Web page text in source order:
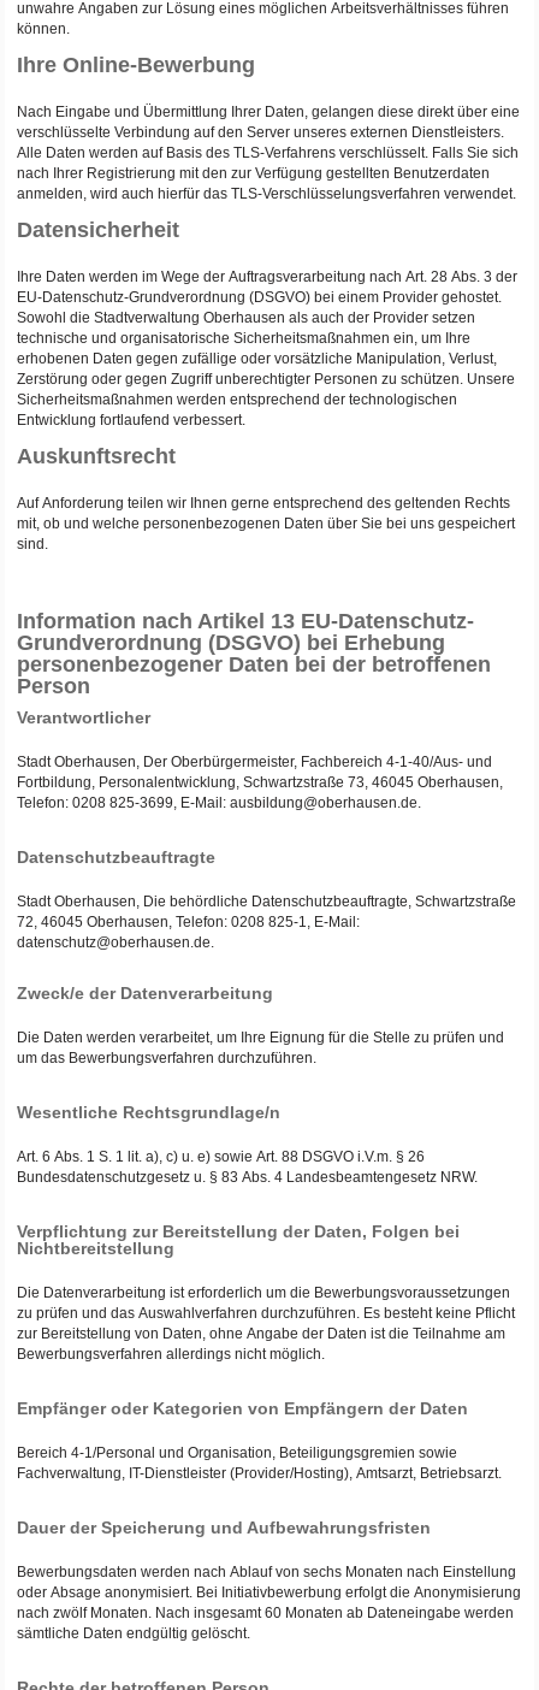
unwahre Angaben zur Lösung eines möglichen Arbeitsverhältnisses führen
können.
Ihre Online-Bewerbung
Nach Eingabe und Übermittlung Ihrer Daten, gelangen diese direkt über eine
verschlüsselte Verbindung auf den Server unseres externen Dienstleisters.
Alle Daten werden auf Basis des TLS-Verfahrens verschlüsselt. Falls Sie sich
nach Ihrer Registrierung mit den zur Verfügung gestellten Benutzerdaten
anmelden, wird auch hierfür das TLS-Verschlüsselungsverfahren verwendet.
Datensicherheit
Ihre Daten werden im Wege der Auftragsverarbeitung nach Art. 28 Abs. 3 der
EU-Datenschutz-Grundverordnung (DSGVO) bei einem Provider gehostet.
Sowohl die Stadtverwaltung Oberhausen als auch der Provider setzen
technische und organisatorische Sicherheitsmaßnahmen ein, um Ihre
erhobenen Daten gegen zufällige oder vorsätzliche Manipulation, Verlust,
Zerstörung oder gegen Zugriff unberechtigter Personen zu schützen. Unsere
Sicherheitsmaßnahmen werden entsprechend der technologischen
Entwicklung fortlaufend verbessert.
Auskunftsrecht
Auf Anforderung teilen wir Ihnen gerne entsprechend des geltenden Rechts
mit, ob und welche personenbezogenen Daten über Sie bei uns gespeichert
sind.
Information nach Artikel 13 EU-Datenschutz-
Grundverordnung (DSGVO) bei Erhebung
personenbezogener Daten bei der betroffenen
Person
Verantwortlicher
Stadt Oberhausen, Der Oberbürgermeister, Fachbereich 4-1-40/Aus- und
Fortbildung, Personalentwicklung, Schwartzstraße 73, 46045 Oberhausen,
Telefon: 0208 825-3699, E-Mail: ausbildung@oberhausen.de.
Datenschutzbeauftragte
Stadt Oberhausen, Die behördliche Datenschutzbeauftragte, Schwartzstraße
72, 46045 Oberhausen, Telefon: 0208 825-1, E-Mail:
datenschutz@oberhausen.de.
Zweck/e der Datenverarbeitung
Die Daten werden verarbeitet, um Ihre Eignung für die Stelle zu prüfen und
um das Bewerbungsverfahren durchzuführen.
Wesentliche Rechtsgrundlage/n
Art. 6 Abs. 1 S. 1 lit. a), c) u. e) sowie Art. 88 DSGVO i.V.m. § 26
Bundesdatenschutzgesetz u. § 83 Abs. 4 Landesbeamtengesetz NRW.
Verpflichtung zur Bereitstellung der Daten, Folgen bei
Nichtbereitstellung
Die Datenverarbeitung ist erforderlich um die Bewerbungsvoraussetzungen
zu prüfen und das Auswahlverfahren durchzuführen. Es besteht keine Pflicht
zur Bereitstellung von Daten, ohne Angabe der Daten ist die Teilnahme am
Bewerbungsverfahren allerdings nicht möglich.
Empfänger oder Kategorien von Empfängern der Daten
Bereich 4-1/Personal und Organisation, Beteiligungsgremien sowie
Fachverwaltung, IT-Dienstleister (Provider/Hosting), Amtsarzt, Betriebsarzt.
Dauer der Speicherung und Aufbewahrungsfristen
Bewerbungsdaten werden nach Ablauf von sechs Monaten nach Einstellung
oder Absage anonymisiert. Bei Initiativbewerbung erfolgt die Anonymisierung
nach zwölf Monaten. Nach insgesamt 60 Monaten ab Dateneingabe werden
sämtliche Daten endgültig gelöscht.